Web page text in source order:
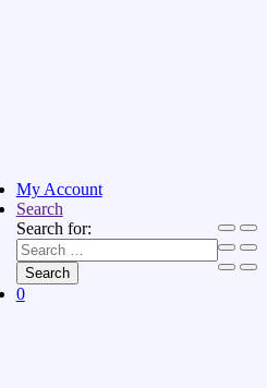
My Account
Search
Search for:
Search
0